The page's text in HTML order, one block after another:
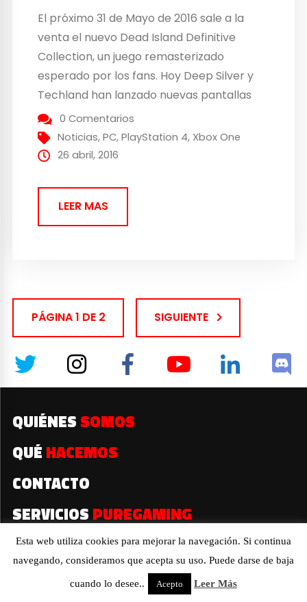
El próximo 31 de Mayo de 2016 sale a la
venta el nuevo Dead Island Definitive
Collection, un juego remasterizado
esperado por los fans. Hoy Deep Silver y
Techland han lanzado nuevas pantallas
ilustrativas del juego. En ellas se muestra
una mezcla del estilo gore del juego con
los fantásticos entornos de Banoi
0 Comentarios
Noticias,PC,PlayStation 4, Xbox One
26 abril, 2016
LEER MAS
PÁGINA 1 DE 2 SIGUIENTE
QUIÉNES SOMOS
QUÉ HACEMOS
CONTACTO
SERVICIOS PUREGAMING
2019© Todos los derechos reservados
Esta web utiliza cookies para mejorar la navegación. Si continua
navegando, consideramos que acepta su uso. Puede darse de baja
cuando lo desee.. Acepto Leer Más